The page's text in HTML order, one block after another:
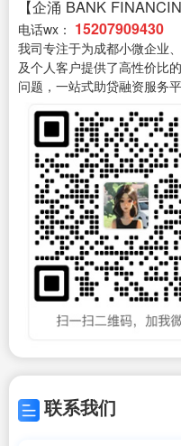
【企涌 BANK
电话wx： 15207909430
我司专注于为成都小微企业
及个人客户提供了高性价比
问题，一站式助贷融资服务
联系我们